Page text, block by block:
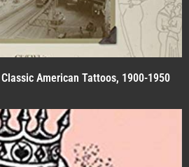
American Tattoos, 1900-1950